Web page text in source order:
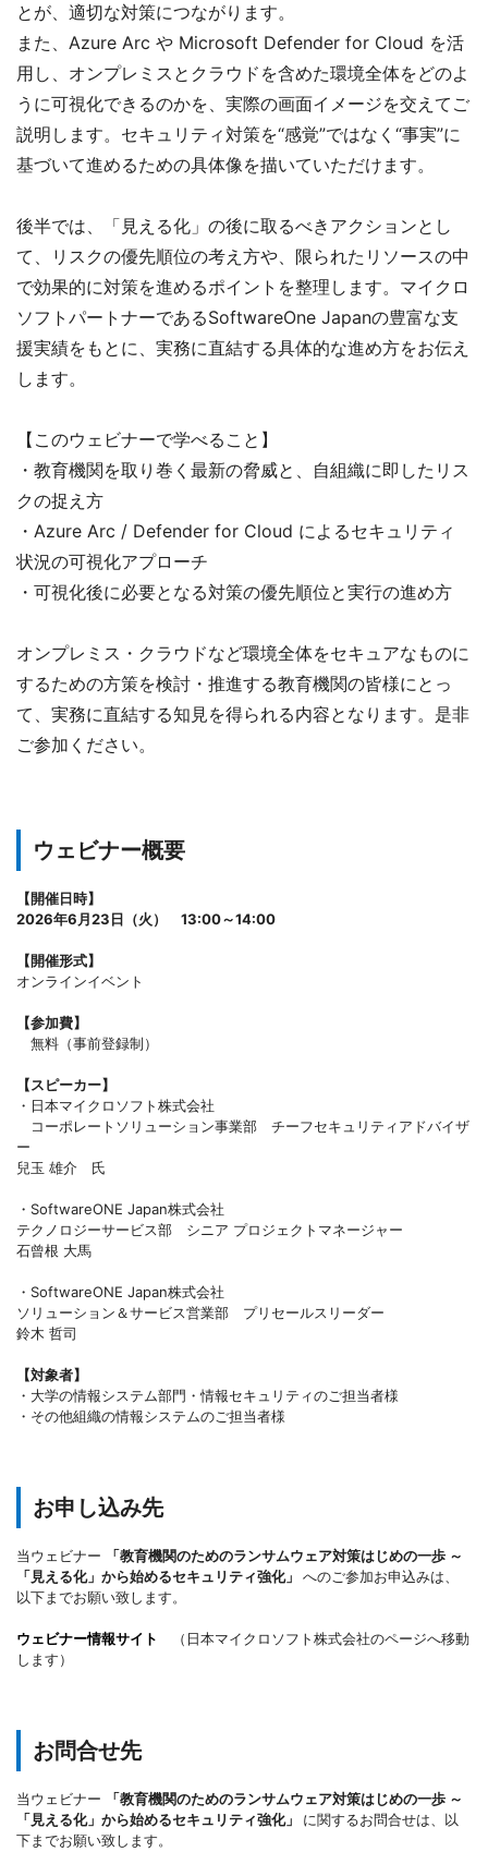
とが、適切な対策につながります。
また、Azure Arc や Microsoft Defender for Cloud を活
用し、オンプレミスとクラウドを含めた環境全体をどのよ
うに可視化できるのかを、実際の画面イメージを交えてご
説明します。セキュリティ対策を“感覚”ではなく“事実”に
基づいて進めるための具体像を描いていただけます。
後半では、「見える化」の後に取るべきアクションとし
て、リスクの優先順位の考え方や、限られたリソースの中
で効果的に対策を進めるポイントを整理します。マイクロ
ソフトパートナーであるSoftwareOne Japanの豊富な支
援実績をもとに、実務に直結する具体的な進め方をお伝え
します。
【このウェビナーで学べること】
・教育機関を取り巻く最新の脅威と、自組織に即したリス
クの捉え方
・Azure Arc / Defender for Cloud によるセキュリティ
状況の可視化アプローチ
・可視化後に必要となる対策の優先順位と実行の進め方
オンプレミス・クラウドなど環境全体をセキュアなものに
するための方策を検討・推進する教育機関の皆様にとっ
て、実務に直結する知見を得られる内容となります。是非
ご参加ください。
ウェビナー概要
【開催日時】
2026年6月23日（火） 13:00～14:00
【開催形式】
オンラインイベント
【参加費】
無料（事前登録制）
【スピーカー】
・日本マイクロソフト株式会社
コーポレートソリューション事業部 チーフセキュリティアドバイザ
ー
兒玉 雄介 氏
・SoftwareONE Japan株式会社
テクノロジーサービス部 シニア プロジェクトマネージャー
石曾根 大馬
・SoftwareONE Japan株式会社
ソリューション＆サービス営業部 プリセールスリーダー
鈴木 哲司
【対象者】
・大学の情報システム部門・情報セキュリティのご担当者様
・その他組織の情報システムのご担当者様
お申し込み先
当ウェビナー
「教育機関のためのランサムウェア対策はじめの一歩 ～
「見える化」から始めるセキュリティ強化」 へのご参加お申込みは、
以下までお願い致します。
ウェビナー情報サイト
（日本マイクロソフト株式会社のページへ移動
します）
お問合せ先
当ウェビナー
「教育機関のためのランサムウェア対策はじめの一歩 ～
「見える化」から始めるセキュリティ強化」 に関するお問合せは、以
下までお願い致します。